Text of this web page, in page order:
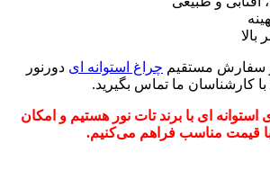
سفارش مستقیم چراغ استوانه ای دورنور
استوانه ای با برند تات نور هستیم و امکان
قیمت مناسب فراهم می‌کنیم.